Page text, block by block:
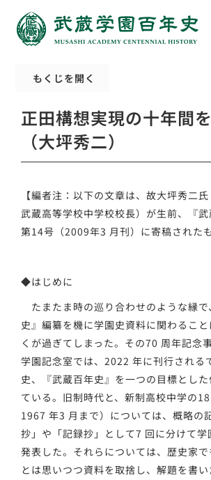
もくじを開く
正田構想実現の十年間
（大坪秀二）
【編者注：以下の文章は、故大坪秀二
武蔵高等学校中学校校長）が生前、『武
第14号（2009年3 月刊）に寄稿された
◆はじめに
たまたま時の巡り合わせのような縁で
史』編纂を機に学園史資料に関わるこ
くが過ぎてしまった。その70 周年記念
学園記念室では、2022 年に刊行される
史、『武蔵百年史』を一つの目標とし
ている。旧制時代と、新制高校中学の
1967 年3 月まで）については、概略の
抄」や「記録抄」として7 回に分けて学
発表した。それらについては、歴史家
とは思いつつ資料を取捨し、解題を書